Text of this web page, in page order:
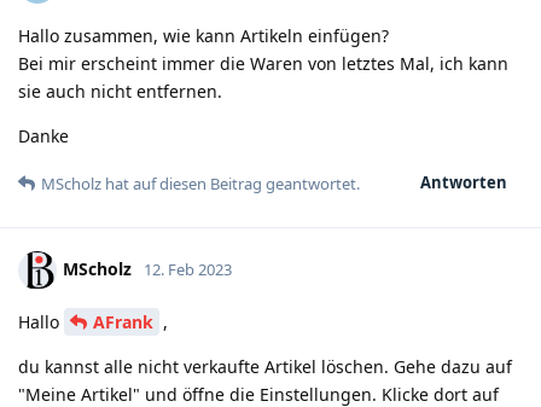
Hallo zusammen, wie kann Artikeln einfügen?
Bei mir erscheint immer die Waren von letztes Mal, ich kann
sie auch nicht entfernen.
Danke
Antworten
MScholz hatauf diesen Beitrag geantwortet.
MScholz 12. Feb 2023
Hallo AFrank ,
du kannst alle nicht verkaufte Artikel löschen. Gehe dazu auf
"Meine Artikel" und öffne die Einstellungen. Klicke dort auf